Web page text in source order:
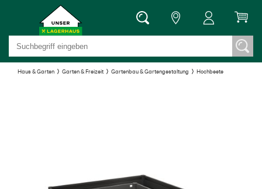
Haus & Garten Garten & Freizeit Gartenbau & Gartengestaltung Hochbeete